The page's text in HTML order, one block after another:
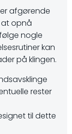
afgørende
opnå
nogle
kan
på klingen.
rester
til dette